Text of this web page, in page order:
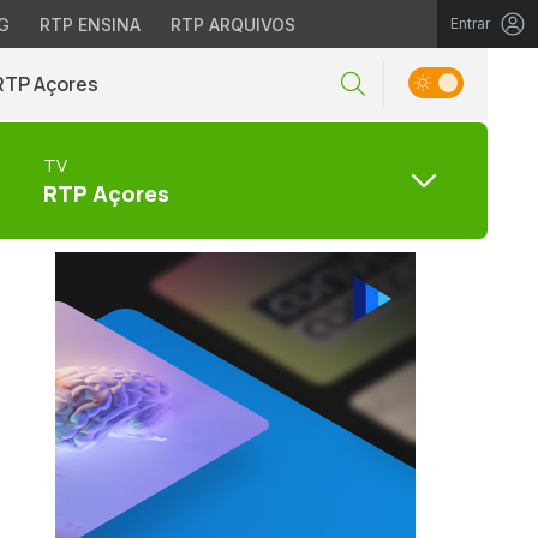
RTP ENSINA RTP ARQUIVOS Entrar
Açores
TV
RTP Açores